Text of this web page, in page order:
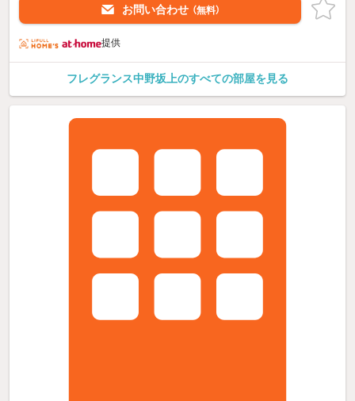
お問い合わせ （無料）
提供
フレグランス中野坂上のすべての部屋を見る